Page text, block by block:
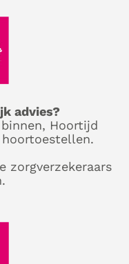
advies?
Hoortijd
zorgverzekeraars